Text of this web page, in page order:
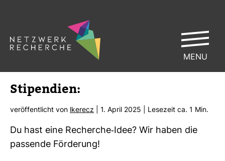
Sti­pen­dien:
ver­öf­fent­licht von lke­recz | 1. April 2025 | Lese­zeit ca. 1 Min.
Du hast eine Recherche-​Idee? Wir haben die
pas­sende För­de­rung!
MENU